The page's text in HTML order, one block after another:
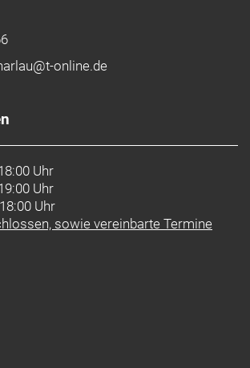
online.de
Uhr
Uhr
Uhr
sowie vereinbarte Termine